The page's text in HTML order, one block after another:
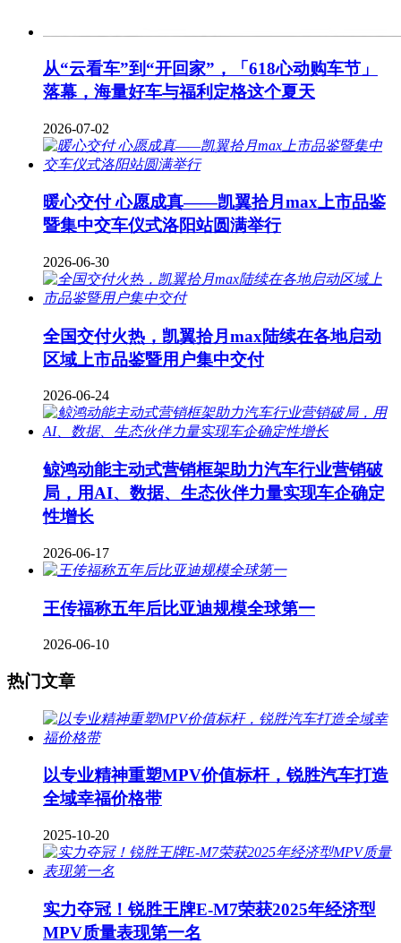
从“云看车”到“开回家”，「618心动购车节」
落幕，海量好车与福利定格这个夏天
2026-07-02
暖心交付 心愿成真——凯翼拾月max上市品鉴
暨集中交车仪式洛阳站圆满举行
2026-06-30
全国交付火热，凯翼拾月max陆续在各地启动
区域上市品鉴暨用户集中交付
2026-06-24
鲸鸿动能主动式营销框架助力汽车行业营销破
局，用AI、数据、生态伙伴力量实现车企确定
性增长
2026-06-17
王传福称五年后比亚迪规模全球第一
2026-06-10
热门文章
以专业精神重塑MPV价值标杆，锐胜汽车打造
全域幸福价格带
2025-10-20
实力夺冠！锐胜王牌E-M7荣获2025年经济型
MPV质量表现第一名